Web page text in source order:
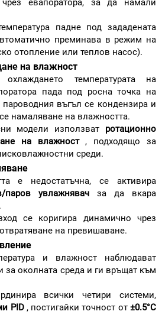
евапоратора, за да намали
падне под зададената
преминава в режим на
отопление или теплов насос).
на влажност
температурата на
пада под росна точка на
пароводния въгъл се кондензира и
намаляване на влажността.
модели използват ротационно
на влажност , подходящо за
среди.
е недостатъчна, се активира
паров увлажнявач за да вкара
се коригира динамично чрез
на превишаване.
и влажност наблюдават
за околната среда и ги връщат към
всички четири системи,
PID , постигайки точност от±0.5°C